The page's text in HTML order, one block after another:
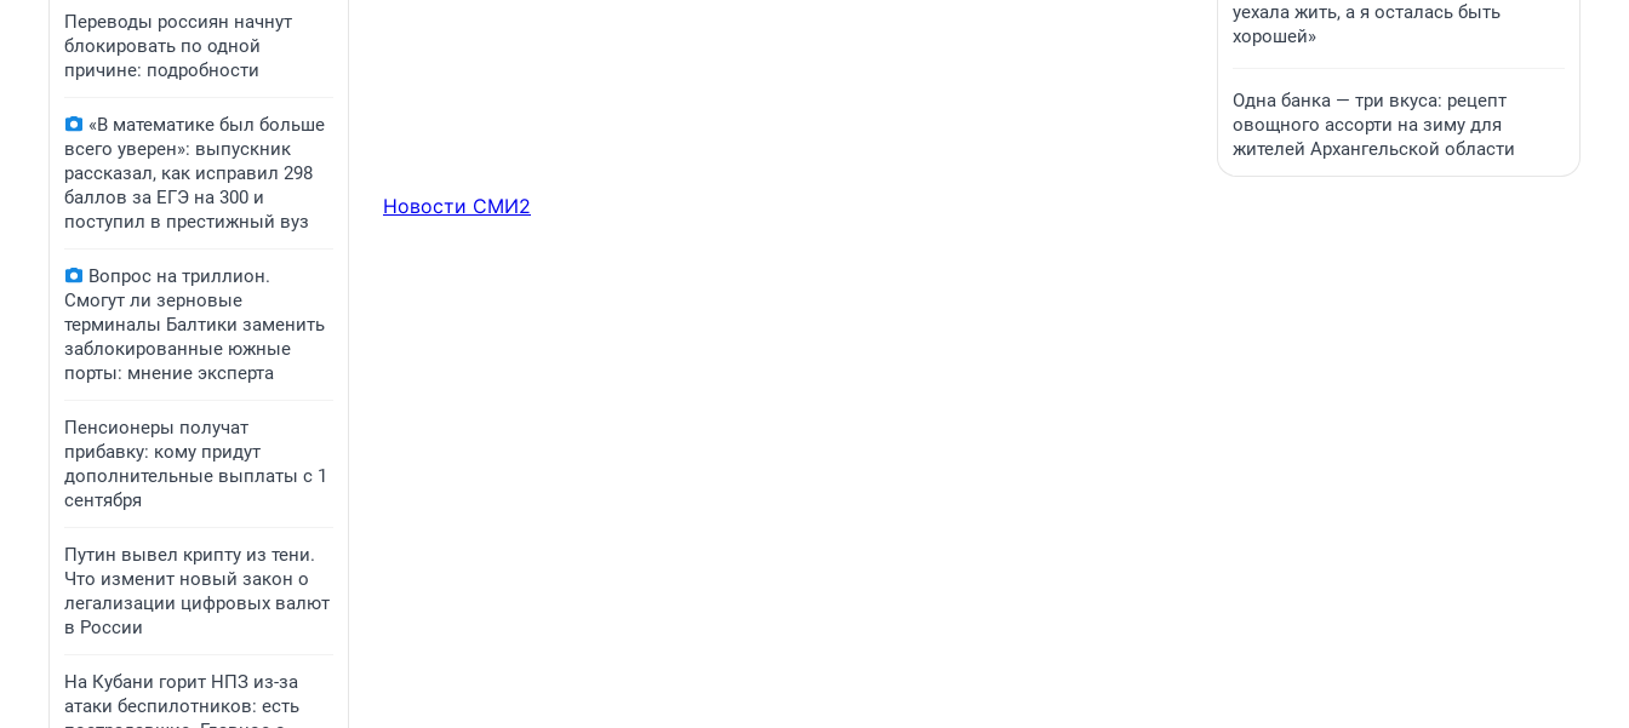
Переводы россиян начнут
блокировать по одной
причине: подробности
«В математике был больше
всего уверен»: выпускник
рассказал, как исправил 298
баллов за ЕГЭ на 300 и
поступил в престижный вуз
Вопрос на триллион.
Смогут ли зерновые
терминалы Балтики заменить
заблокированные южные
порты: мнение эксперта
Пенсионеры получат
прибавку: кому придут
дополнительные выплаты с 1
сентября
Путин вывел крипту из тени.
Что изменит новый закон о
легализации цифровых валют
в России
На Кубани горит НПЗ из-за
атаки беспилотников: есть
Новости СМИ2
уехала жить, а я осталась быть
хорошей»
Одна банка — три вкуса: рецепт
овощного ассорти на зиму для
жителей Архангельской области